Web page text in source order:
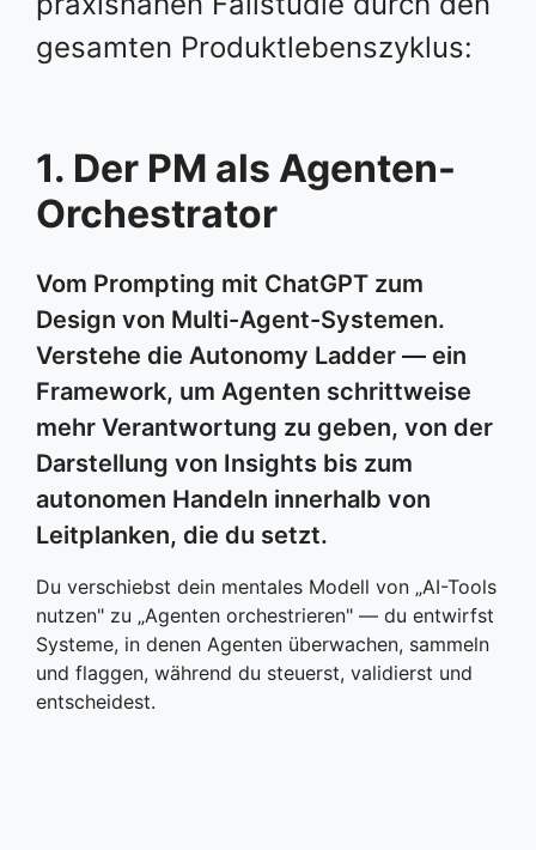
gesamten Produktlebenszyklus:
1. Der PM als Agenten-
Orchestrator
Vom Prompting mit ChatGPT zum
Design von Multi-Agent-Systemen.
Verstehe die Autonomy Ladder — ein
Framework, um Agenten schrittweise
mehr Verantwortung zu geben, von der
Darstellung von Insights bis zum
autonomen Handeln innerhalb von
Leitplanken, die du setzt.
Du verschiebst dein mentales Modell von „AI-Tools
nutzen" zu „Agenten orchestrieren" — du entwirfst
Systeme, in denen Agenten überwachen, sammeln
und flaggen, während du steuerst, validierst und
entscheidest.